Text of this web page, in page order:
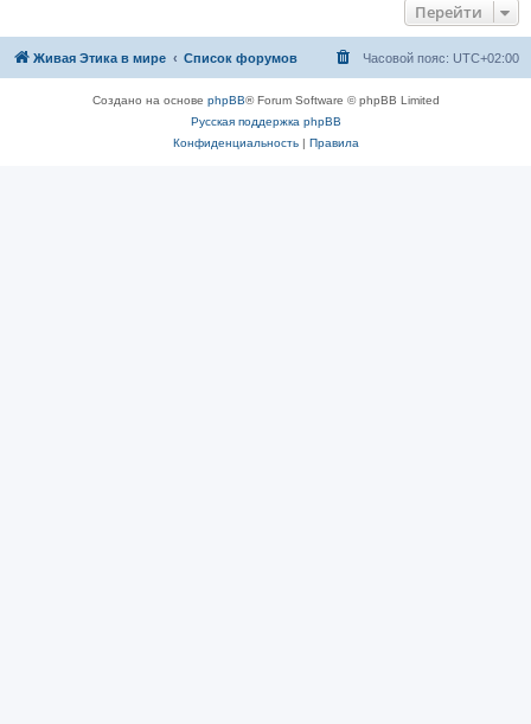
Перейти
Живая Этика в мире Список форумов Часовой пояс: UTC+02:00
Создано на основе phpBB® Forum Software © phpBB Limited
Русская поддержка phpBB
Конфиденциальность| Правила